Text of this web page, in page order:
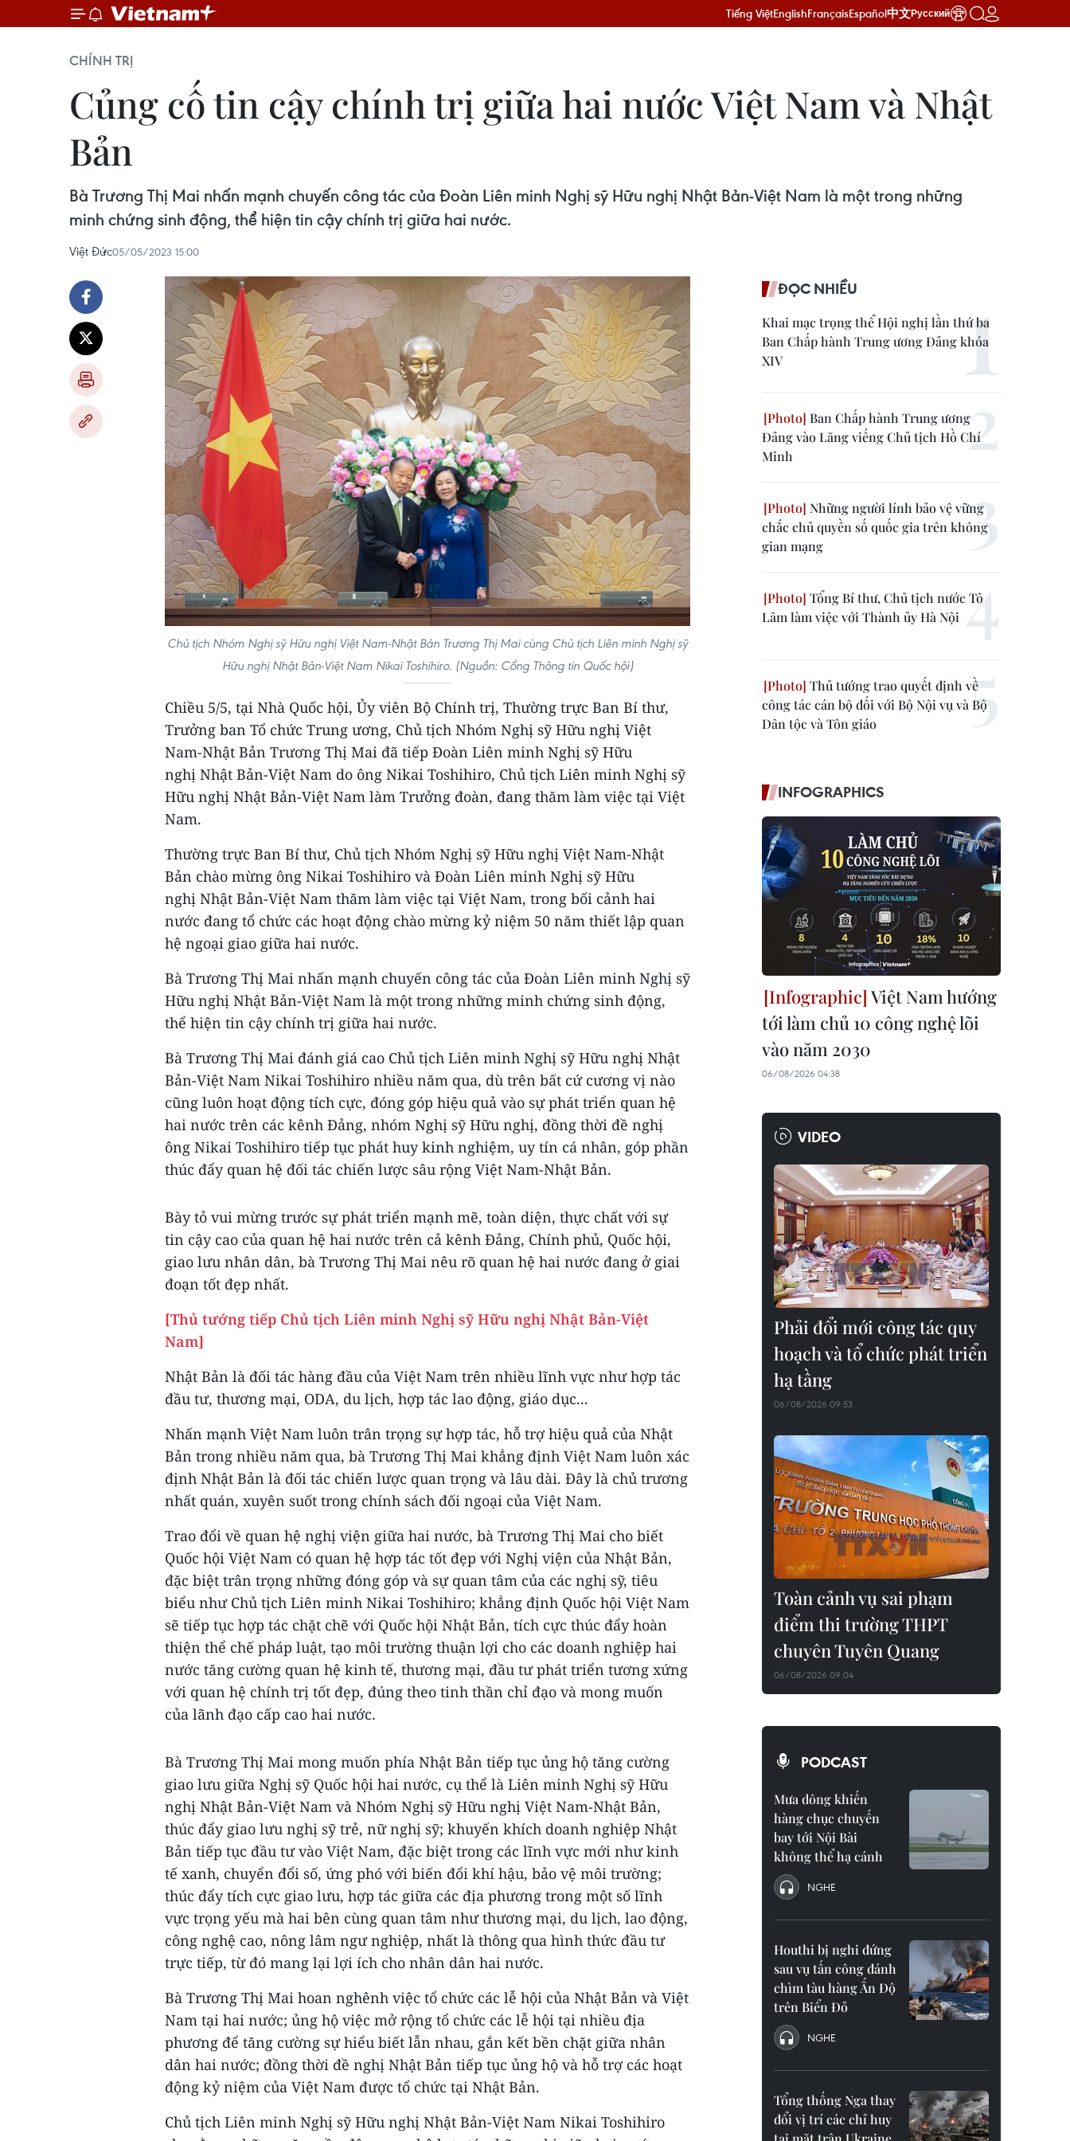
Tiếng ViệtEnglishFrançaisEspañol中文Русский
CHÍNH TRỊ
Củng cố tin cậy chính trị giữa hai nước Việt Nam và Nhật
Bản
Bà Trương Thị Mai nhấn mạnh chuyến công tác của Đoàn Liên minh Nghị sỹ Hữu nghị Nhật Bản-Việt Nam là một trong những
minh chứng sinh động, thể hiện tin cậy chính trị giữa hai nước.
Việt Đức05/05/2023 15:00
Chủ tịch Nhóm Nghị sỹ Hữu nghị Việt Nam-Nhật Bản Trương Thị Mai cùng Chủ tịch Liên minh Nghị sỹ
Hữu nghị Nhật Bản-Việt Nam Nikai Toshihiro. (Nguồn: Cổng Thông tin Quốc hội)
Chiều 5/5, tại Nhà Quốc hội, Ủy viên Bộ Chính trị, Thường trực Ban Bí thư,
Trưởng ban Tổ chức Trung ương, Chủ tịch Nhóm Nghị sỹ Hữu nghị Việt
Nam-Nhật Bản Trương Thị Mai đã tiếp Đoàn Liên minh Nghị sỹ Hữu
nghị Nhật Bản-Việt Nam do ông Nikai Toshihiro, Chủ tịch Liên minh Nghị sỹ
Hữu nghị Nhật Bản-Việt Nam làm Trưởng đoàn, đang thăm làm việc tại Việt
Nam.
Thường trực Ban Bí thư, Chủ tịch Nhóm Nghị sỹ Hữu nghị Việt Nam-Nhật
Bản chào mừng ông Nikai Toshihiro và Đoàn Liên minh Nghị sỹ Hữu
nghị Nhật Bản-Việt Nam thăm làm việc tại Việt Nam, trong bối cảnh hai
nước đang tổ chức các hoạt động chào mừng kỷ niệm 50 năm thiết lập quan
hệ ngoại giao giữa hai nước.
Bà Trương Thị Mai nhấn mạnh chuyến công tác của Đoàn Liên minh Nghị sỹ
Hữu nghị Nhật Bản-Việt Nam là một trong những minh chứng sinh động,
thể hiện tin cậy chính trị giữa hai nước.
Bà Trương Thị Mai đánh giá cao Chủ tịch Liên minh Nghị sỹ Hữu nghị Nhật
Bản-Việt Nam Nikai Toshihiro nhiều năm qua, dù trên bất cứ cương vị nào
cũng luôn hoạt động tích cực, đóng góp hiệu quả vào sự phát triển quan hệ
hai nước trên các kênh Đảng, nhóm Nghị sỹ Hữu nghị, đồng thời đề nghị
ông Nikai Toshihiro tiếp tục phát huy kinh nghiệm, uy tín cá nhân, góp phần
thúc đẩy quan hệ đối tác chiến lược sâu rộng Việt Nam-Nhật Bản.
Bày tỏ vui mừng trước sự phát triển mạnh mẽ, toàn diện, thực chất với sự
tin cậy cao của quan hệ hai nước trên cả kênh Đảng, Chính phủ, Quốc hội,
giao lưu nhân dân, bà Trương Thị Mai nêu rõ quan hệ hai nước đang ở giai
đoạn tốt đẹp nhất.
[Thủ tướng tiếp Chủ tịch Liên minh Nghị sỹ Hữu nghị Nhật Bản-Việt
Nam]
Nhật Bản là đối tác hàng đầu của Việt Nam trên nhiều lĩnh vực như hợp tác
đầu tư, thương mại, ODA, du lịch, hợp tác lao động, giáo dục...
Nhấn mạnh Việt Nam luôn trân trọng sự hợp tác, hỗ trợ hiệu quả của Nhật
Bản trong nhiều năm qua, bà Trương Thị Mai khẳng định Việt Nam luôn xác
định Nhật Bản là đối tác chiến lược quan trọng và lâu dài. Đây là chủ trương
nhất quán, xuyên suốt trong chính sách đối ngoại của Việt Nam.
Trao đổi về quan hệ nghị viện giữa hai nước, bà Trương Thị Mai cho biết
Quốc hội Việt Nam có quan hệ hợp tác tốt đẹp với Nghị viện của Nhật Bản,
đặc biệt trân trọng những đóng góp và sự quan tâm của các nghị sỹ, tiêu
biểu như Chủ tịch Liên minh Nikai Toshihiro; khẳng định Quốc hội Việt Nam
sẽ tiếp tục hợp tác chặt chẽ với Quốc hội Nhật Bản, tích cực thúc đẩy hoàn
thiện thể chế pháp luật, tạo môi trường thuận lợi cho các doanh nghiệp hai
nước tăng cường quan hệ kinh tế, thương mại, đầu tư phát triển tương xứng
với quan hệ chính trị tốt đẹp, đúng theo tinh thần chỉ đạo và mong muốn
của lãnh đạo cấp cao hai nước.
Bà Trương Thị Mai mong muốn phía Nhật Bản tiếp tục ủng hộ tăng cường
giao lưu giữa Nghị sỹ Quốc hội hai nước, cụ thể là Liên minh Nghị sỹ Hữu
nghị Nhật Bản-Việt Nam và Nhóm Nghị sỹ Hữu nghị Việt Nam-Nhật Bản,
thúc đẩy giao lưu nghị sỹ trẻ, nữ nghị sỹ; khuyến khích doanh nghiệp Nhật
Bản tiếp tục đầu tư vào Việt Nam, đặc biệt trong các lĩnh vực mới như kinh
tế xanh, chuyển đổi số, ứng phó với biến đổi khí hậu, bảo vệ môi trường;
thúc đẩy tích cực giao lưu, hợp tác giữa các địa phương trong một số lĩnh
vực trọng yếu mà hai bên cùng quan tâm như thương mại, du lịch, lao động,
công nghệ cao, nông lâm ngư nghiệp, nhất là thông qua hình thức đầu tư
trực tiếp, từ đó mang lại lợi ích cho nhân dân hai nước.
Bà Trương Thị Mai hoan nghênh việc tổ chức các lễ hội của Nhật Bản và Việt
Nam tại hai nước; ủng hộ việc mở rộng tổ chức các lễ hội tại nhiều địa
phương để tăng cường sự hiểu biết lẫn nhau, gắn kết bền chặt giữa nhân
dân hai nước; đồng thời đề nghị Nhật Bản tiếp tục ủng hộ và hỗ trợ các hoạt
động kỷ niệm của Việt Nam được tổ chức tại Nhật Bản.
Chủ tịch Liên minh Nghị sỹ Hữu nghị Nhật Bản-Việt Nam Nikai Toshihiro
ĐỌC NHIỀU
Khai mạc trọng thể Hội nghị lần thứ ba
Ban Chấp hành Trung ương Đảng khóa
XIV
Ban Chấp hành Trung ương
Đảng vào Lăng viếng Chủ tịch Hồ Chí
Minh
Những người lính bảo vệ vững
chắc chủ quyền số quốc gia trên không
gian mạng
Tổng Bí thư, Chủ tịch nước Tô
Lâm làm việc với Thành ủy Hà Nội
Thủ tướng trao quyết định về
công tác cán bộ đối với Bộ Nội vụ và Bộ
Dân tộc và Tôn giáo
INFOGRAPHICS
Việt Nam hướng
tới làm chủ 10 công nghệ lõi
vào năm 2030
06/08/2026 04:38
VIDEO
Phải đổi mới công tác quy
hoạch và tổ chức phát triển
hạ tầng
06/08/2026 09:53
Toàn cảnh vụ sai phạm
điểm thi trường THPT
chuyên Tuyên Quang
06/08/2026 09:04
PODCAST
Mưa dông khiến
hàng chục chuyến
bay tới Nội Bài
không thể hạ cánh
NGHE
Houthi bị nghi đứng
sau vụ tấn công đánh
chìm tàu hàng Ấn Độ
trên Biển Đỏ
NGHE
Tổng thống Nga thay
đổi vị trí các chỉ huy